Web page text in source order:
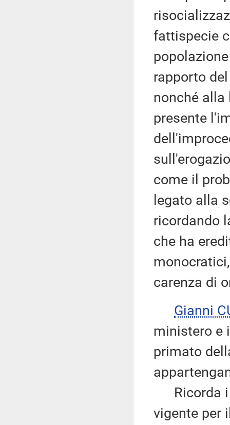
fattispecie
rapporto
nonché alla
presente
come il
legato alla
ricordando
che ha
carenza di
Gianni
ministero e
primato
Ricorda i
vigente per